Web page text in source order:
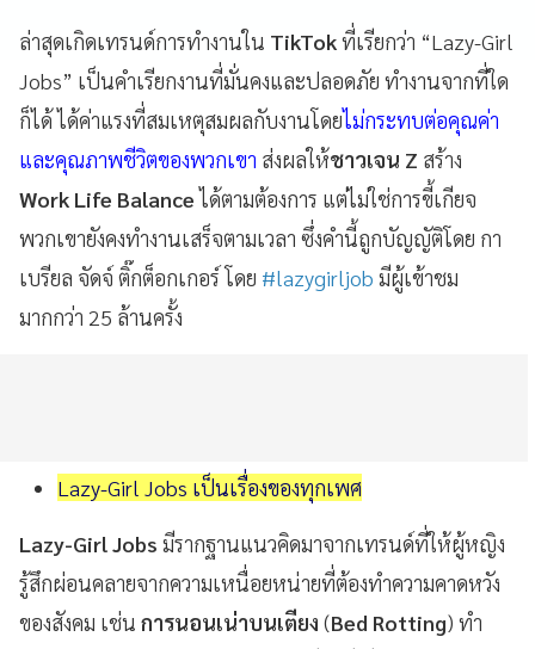
ล่าสุดเกิดเทรนด์การทำงานใน TikTokที่เรียกว่า “Lazy-Girl
Jobs” เป็นคำเรียกงานที่มั่นคงและปลอดภัย ทำงานจากที่ใด
ก็ได้ ได้ค่าแรงที่สมเหตุสมผลกับงานโดยไม่กระทบต่อคุณค่า
และคุณภาพชีวิตของพวกเขา ส่งผลให้ชาวเจน Z สร้าง
Work Life Balanceได้ตามต้องการ แต่ไม่ใช่การขี้เกียจ
พวกเขายังคงทำงานเสร็จตามเวลา ซึ่งคำนี้ถูกบัญญัติโดย กา
เบรียล จัดจ์ ติ๊กต็อกเกอร์ โดย #lazygirljob มีผู้เข้าชม
มากกว่า 25 ล้านครั้ง
Lazy-Girl Jobs เป็นเรื่องของทุกเพศ
Lazy-Girl Jobs มีรากฐานแนวคิดมาจากเทรนด์ที่ให้ผู้หญิง
รู้สึกผ่อนคลายจากความเหนื่อยหน่ายที่ต้องทำความคาดหวัง
ของสังคม เช่น การนอนเน่าบนเตียง (Bed Rotting) ทำ